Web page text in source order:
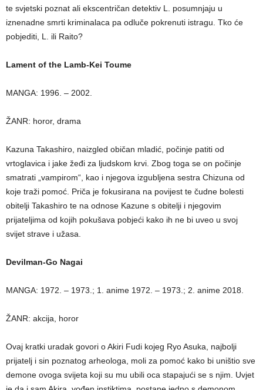
te svjetski poznat ali ekscentričan detektiv L. posumnjaju u
iznenadne smrti kriminalaca pa odluče pokrenuti istragu. Tko će
pobjediti, L. ili Raito?
Lament of the Lamb-Kei Toume
MANGA: 1996. – 2002.
ŽANR: horor, drama
Kazuna Takashiro, naizgled običan mladić, počinje patiti od
vrtoglavica i jake žeđi za ljudskom krvi. Zbog toga se on počinje
smatrati „vampirom“, kao i njegova izgubljena sestra Chizuna od
koje traži pomoć. Priča je fokusirana na povijest te čudne bolesti
obitelji Takashiro te na odnose Kazune s obitelji i njegovim
prijateljima od kojih pokušava pobjeći kako ih ne bi uveo u svoj
svijet strave i užasa.
Devilman-Go Nagai
MANGA: 1972. – 1973.; 1. anime 1972. – 1973.; 2. anime 2018.
ŽANR: akcija, horor
Ovaj kratki uradak govori o Akiri Fudi kojeg Ryo Asuka, najbolji
prijatelj i sin poznatog arheologa, moli za pomoć kako bi uništio sve
demone ovoga svijeta koji su mu ubili oca stapajući se s njim. Uvjet